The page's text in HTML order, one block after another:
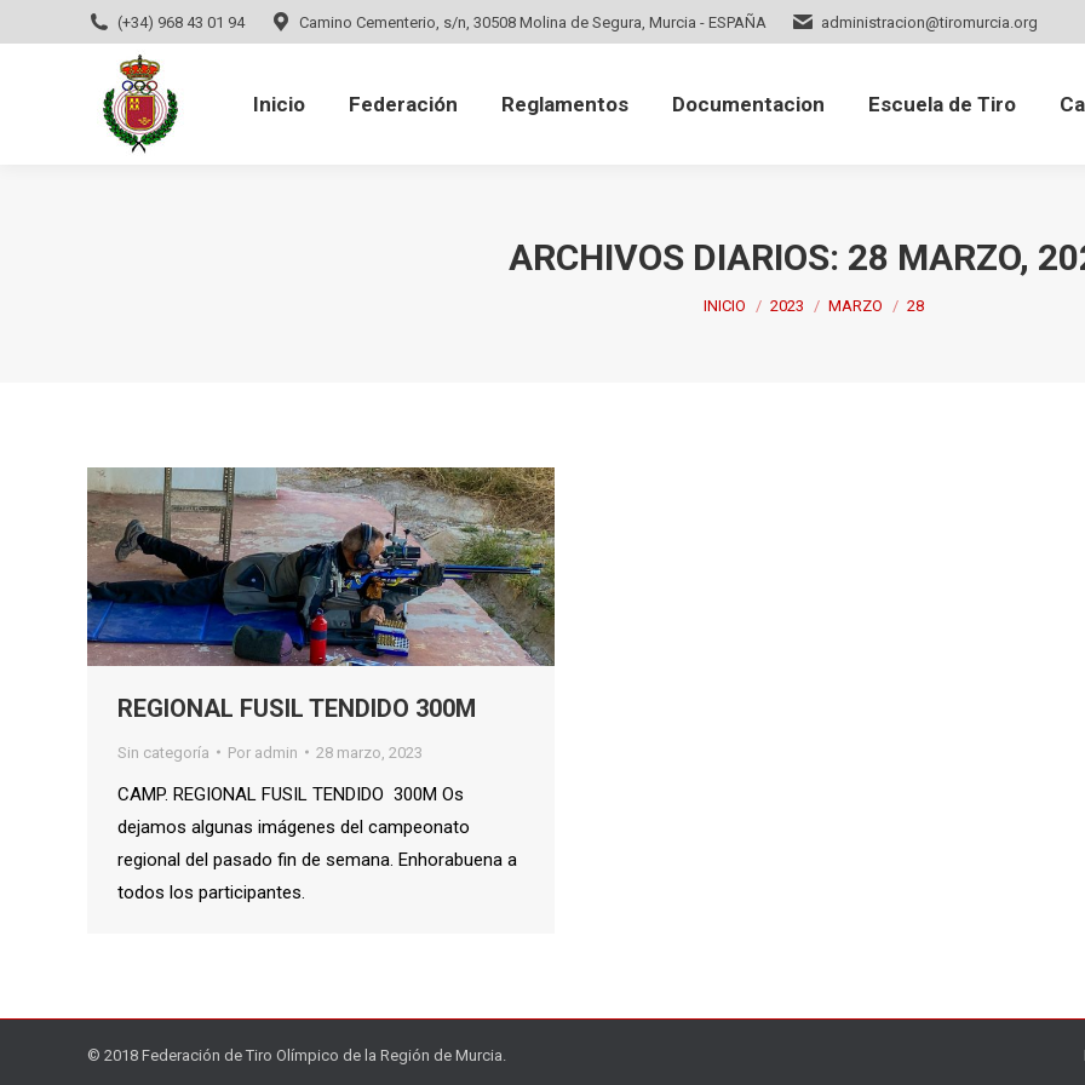
(+34) 968 43 01 94 Camino Cementerio, s/n, 30508 Molina de Segura, Murcia - ESPAÑA administracion@tiromurcia.org
Inicio Federación Reglamentos Documentacion Escuela de Tiro
ARCHIVOS DIARIOS: 28 MARZO,
Estás aquí:
INICIO 2023 MARZO 28
REGIONAL FUSIL TENDIDO 300M
Sin categoría Por admin 28 marzo, 2023
CAMP. REGIONAL FUSIL TENDIDO 300M Os
dejamos algunas imágenes del campeonato
regional del pasado fin de semana. Enhorabuena a
todos los participantes.
© 2018 Federación de Tiro Olímpico de la Región de Murcia.
Inicio Federación Reglamentos Documentacion Escuela de Tiro